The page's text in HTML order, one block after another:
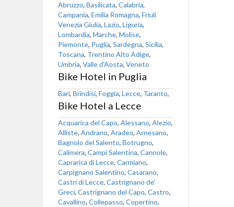
Abruzzo, Basilicata, Calabria,
Campania, Emilia Romagna, Friuli
Venezia Giulia, Lazio, Liguria,
Lombardia, Marche, Molise,
Piemonte, Puglia, Sardegna, Sicilia,
Toscana, Trentino Alto Adige,
Umbria, Valle d'Aosta, Veneto
Bike Hotel in Puglia
Bari, Brindisi, Foggia, Lecce, Taranto,
Bike Hotel a Lecce
Acquarica del Capo, Alessano, Alezio,
Alliste, Andrano, Aradeo, Arnesano,
Bagnolo del Salento, Botrugno,
Calimera, Campi Salentina, Cannole,
Caprarica di Lecce, Carmiano,
Carpignano Salentino, Casarano,
Castri di Lecce, Castrignano de'
Greci, Castrignano del Capo, Castro,
Cavallino, Collepasso, Copertino,